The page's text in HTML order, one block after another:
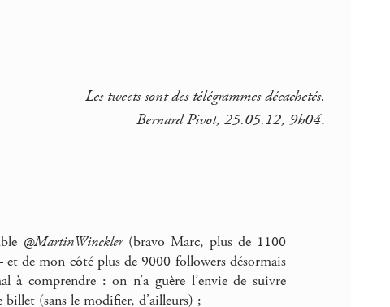
Les tweets sont des télégrammes décachetés.
Bernard Pivot, 25.05.12, 9h04.
@MartinWinckler(bravo Marc, plus de 1100
de mon côté plus de 9000 followers désormais
à comprendre : on n’a guère l’envie de suivre
(sans le modifier, d’ailleurs) ;